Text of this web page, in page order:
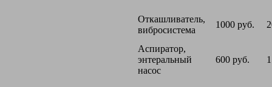
Откашливатель,
вибросистема
1000 руб.
Аспиратор,
энтеральный
насос
600 руб.